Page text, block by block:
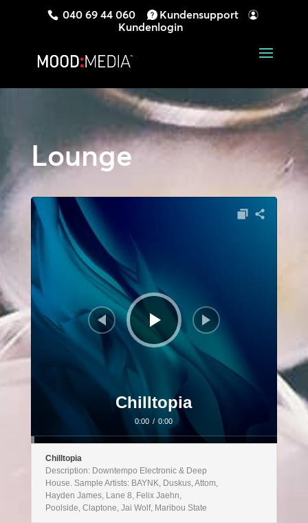
040 69 44 060
Kundensupport
Kundenlogin
Lounge
Audio-
Player
Chilltopia
0:00 / 0:00
Chilltopia
Description: Downtempo Electronic & Deep
House. Sample Artists: BAYNK, Duskus, Attom,
Hayden James, Lane 8, Felix Jaehn,
Poolside, Claptone, Jai Wolf, Maribou State